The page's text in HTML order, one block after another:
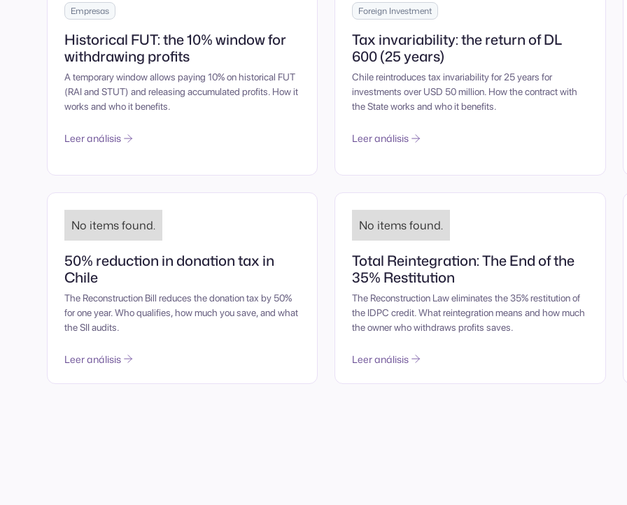
Empresas
Historical FUT: the 10% window for
withdrawing profits
A temporary window allows paying 10% on historical FUT
(RAI and STUT) and releasing accumulated profits. How it
works and who it benefits.
Leer análisis
Foreign Investment
Tax invariability: the return of DL
600 (25 years)
Chile reintroduces tax invariability for 25 years for
investments over USD 50 million. How the contract with
the State works and who it benefits.
Leer análisis
No items found.
50% reduction in donation tax in
Chile
The Reconstruction Bill reduces the donation tax by 50%
for one year. Who qualifies, how much you save, and what
the SII audits.
Leer análisis
No items found.
Total Reintegration: The End of the
35% Restitution
The Reconstruction Law eliminates the 35% restitution of
the IDPC credit. What reintegration means and how much
the owner who withdraws profits saves.
Leer análisis